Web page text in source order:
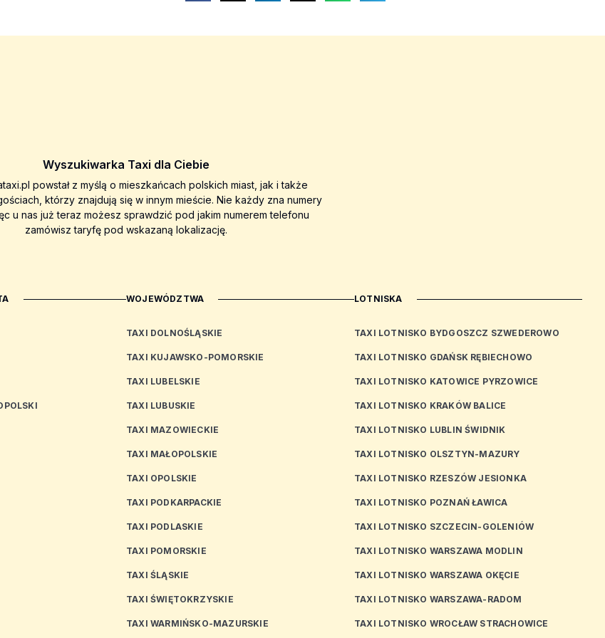
Wyszukiwarka Taxi dla Ciebie
powstał z myślą o mieszkańcach polskich miast, jak i także
którzy znajdują się w innym mieście. Nie każdy zna numery
u nas już teraz możesz sprawdzić pod jakim numerem telefonu
zamówisz taryfę pod wskazaną lokalizację.
WOJEWÓDZTWA
TAXI DOLNOŚLĄSKIE
TAXI KUJAWSKO-POMORSKIE
TAXI LUBELSKIE
TAXI LUBUSKIE
TAXI MAZOWIECKIE
TAXI MAŁOPOLSKIE
TAXI OPOLSKIE
TAXI PODKARPACKIE
TAXI PODLASKIE
TAXI POMORSKIE
TAXI ŚLĄSKIE
TAXI ŚWIĘTOKRZYSKIE
TAXI WARMIŃSKO-MAZURSKIE
LOTNISKA
TAXI LOTNISKO BYDGOSZCZ SZWEDEROWO
TAXI LOTNISKO GDAŃSK RĘBIECHOWO
TAXI LOTNISKO KATOWICE PYRZOWICE
TAXI LOTNISKO KRAKÓW BALICE
TAXI LOTNISKO LUBLIN ŚWIDNIK
TAXI LOTNISKO OLSZTYN-MAZURY
TAXI LOTNISKO RZESZÓW JESIONKA
TAXI LOTNISKO POZNAŃ ŁAWICA
TAXI LOTNISKO SZCZECIN-GOLENIÓW
TAXI LOTNISKO WARSZAWA MODLIN
TAXI LOTNISKO WARSZAWA OKĘCIE
TAXI LOTNISKO WARSZAWA-RADOM
TAXI LOTNISKO WROCŁAW STRACHOWICE